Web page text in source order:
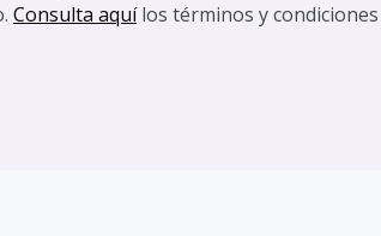
Consulta aquílos términos y